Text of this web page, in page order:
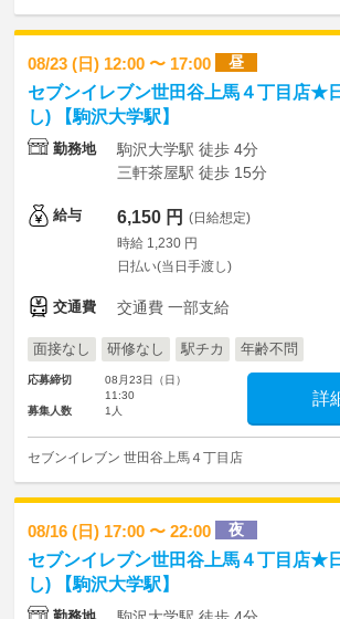
08/23 (日) 12:00 〜 17:00 昼
セブンイレブン世田谷上馬４丁目店★
し) 【駒沢大学駅】
勤務地
駒沢大学駅 徒歩 4分
三軒茶屋駅 徒歩 15分
給与 6,150 円 (日給想定)
時給 1,230 円
日払い(当日手渡し)
交通費 交通費 一部支給
面接なし 研修なし 駅チカ 年齢不問
応募締切
08月23日（日）
11:30
募集人数
1人
詳
セブンイレブン 世田谷上馬４丁目店
08/16 (日) 17:00 〜 22:00 夜
セブンイレブン世田谷上馬４丁目店★
し) 【駒沢大学駅】